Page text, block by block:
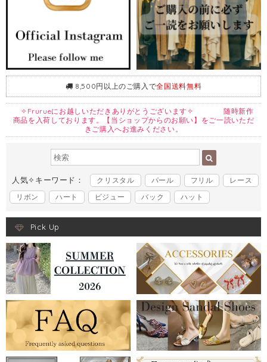
8,500円以上のご購入で全国送料無料
✧Frurueにお越しいただきありがとうございます✧ 随時新作
商品を入荷しております。【当ショップからのお願い】をご一読いただ
きご購入へお進みください。
人気✧キーワード： クリスタル パール フリル
レース
リボン
ハート ビジュー バック ハット
Pick Up